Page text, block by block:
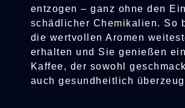
entzogen – ganz ohne den
schädlicher Chemikalien. So
die wertvollen Aromen
erhalten und Sie genießen
Kaffee, der sowohl
auch gesundheitlich